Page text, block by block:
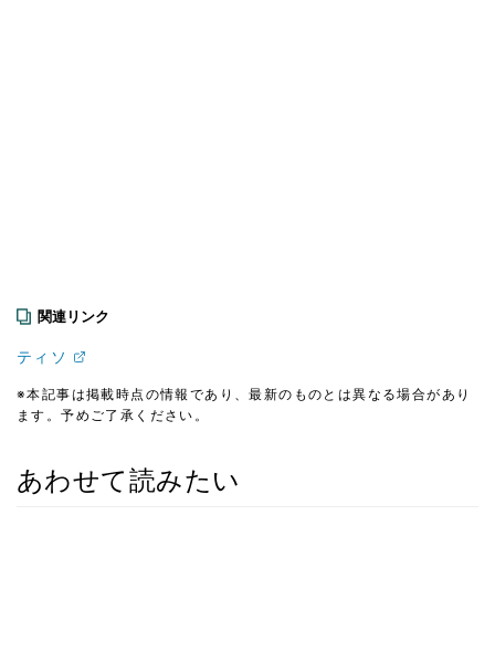
関連リンク
ティソ
※本記事は掲載時点の情報であり、最新のものとは異なる場合があり
ます。予めご了承ください。
あわせて読みたい